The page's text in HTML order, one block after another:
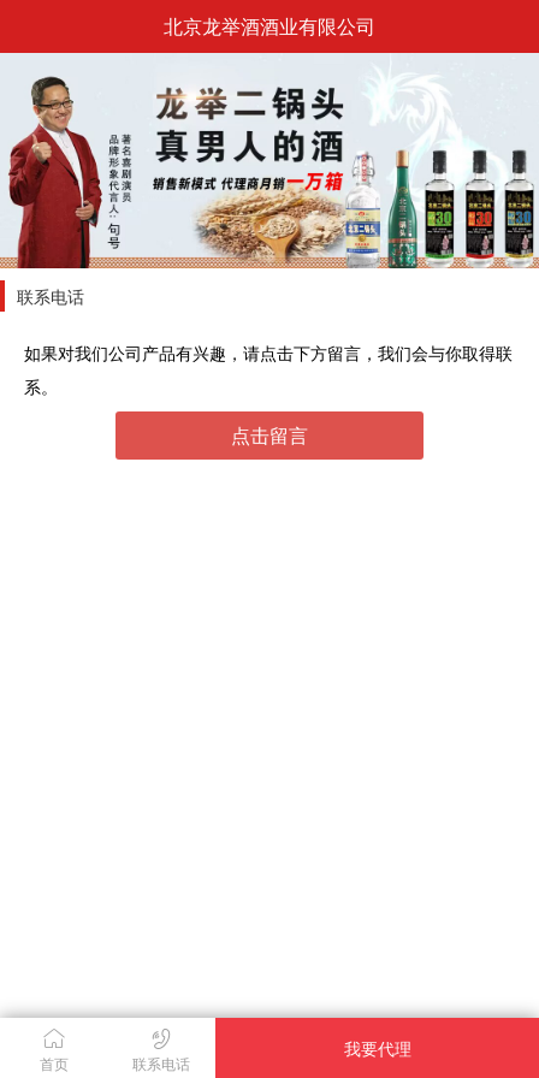
北京龙举酒酒业有限公司
联系电话
如果对我们公司产品有兴趣，请点击下方留言，我们会与你取得联
系。
点击留言
首页 联系电话
我要代理